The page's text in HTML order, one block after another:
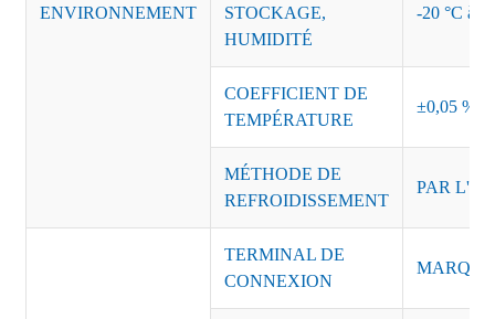
ENVIRONNEMENT
STOCKAGE,
HUMIDITÉ
-20 °C à
COEFFICIENT DE
TEMPÉRATURE
±0,05 %/
MÉTHODE DE
REFROIDISSEMENT
PAR
TERMINAL DE
CONNEXION